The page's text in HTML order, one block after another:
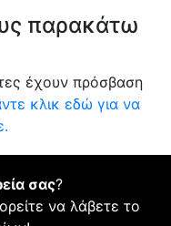
παρακάτω
έχουν πρόσβαση
κλικ εδώ για να
σας?
να λάβετε το